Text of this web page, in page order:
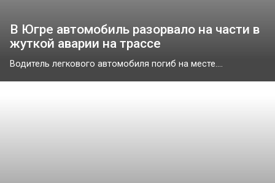
В Югре автомобиль разорвало на части в
жуткой аварии на трассе
Водитель легкового автомобиля погиб на месте....